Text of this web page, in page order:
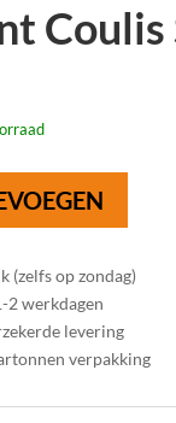
Coulis
(zelfs op zondag)
2 werkdagen
levering
verpakking